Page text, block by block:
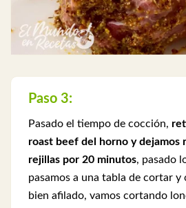
Paso 3:
Pasado el tiempo de cocción,
roast beef del horno y dejamos
rejillas por 20 minutos, pasado
pasamos a una tabla de cortar
bien afilado, vamos cortando